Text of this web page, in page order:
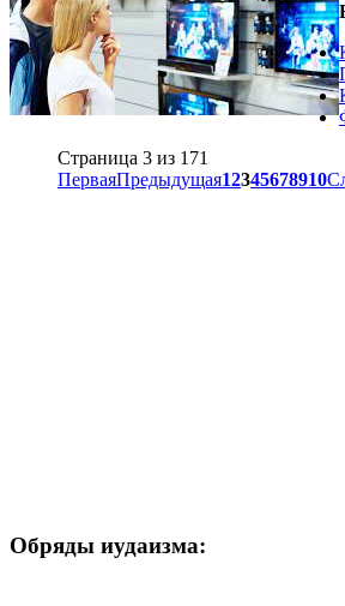
Страница 3 из 171
ПерваяПредыдущая12345678910
Обряды иудаизма: